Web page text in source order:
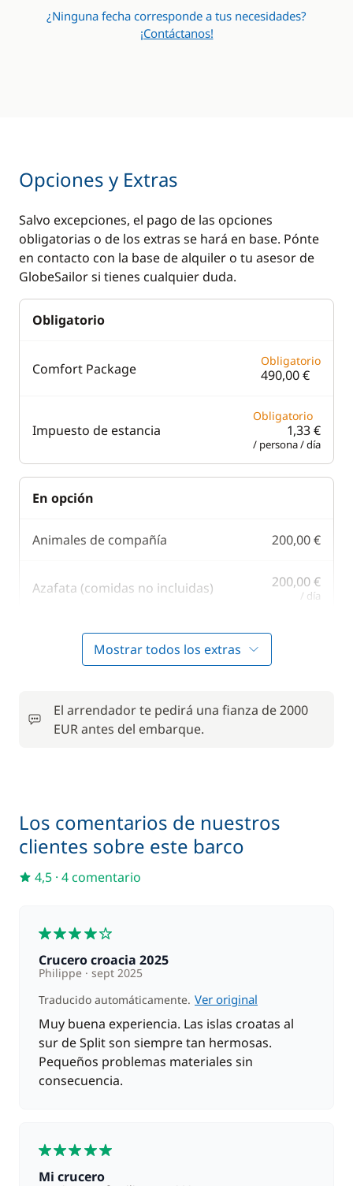
¿Ninguna fecha corresponde a tus necesidades?
¡Contáctanos!
Opciones y Extras
Salvo excepciones, el pago de las opciones
obligatorias o de los extras se hará en base. Pónte
en contacto con la base de alquiler o tu asesor de
GlobeSailor si tienes cualquier duda.
Obligatorio
Comfort Package Obligatorio
490,00 €
Impuesto de estancia
Obligatorio
1,33 €
/ persona / día
En opción
Animales de compañía 200,00 €
Azafata (comidas no incluidas) 200,00 €
/ día
Juego de toallas
/ semana
Wifi
Mostrar todos los extras
El arrendador te pedirá una fianza de 2000
EUR antes del embarque.
Los comentarios de nuestros
clientes sobre este barco
4,5 · 4 comentario
Crucero croacia 2025
Philippe
sept 2025
Traducido automáticamente. Ver original
Muy buena experiencia. Las islas croatas al
sur de Split son siempre tan hermosas.
Pequeños problemas materiales sin
consecuencia.
Mi crucero